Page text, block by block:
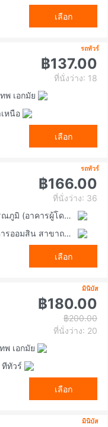
เลือก
รถทัวร์
฿137.00
ที่นั่งว่าง: 18
พ เอกมัย
หนือ
เลือก
รถทัวร์
฿166.00
ที่นั่งว่าง: 36
จุดจอดท่าอากาศยานสุวรรณภูมิ (อาคารผู้โดยสารขาเข้า ชั้น 1 ประตู 8)
จุดจอดจอมเทียน (ติดธนาคารออมสิน สาขาถนนทัพพระยา)
เลือก
มินิบัส
฿180.00
฿200.00
ที่นั่งว่าง: 20
พ เอกมัย
ทัวร์
เลือก
มินิบัส